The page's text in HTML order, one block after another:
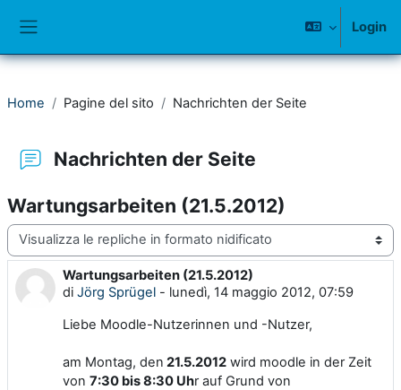
Login
Home Pagine del sito Nachrichten der Seite
Nachrichten der Seite
Wartungsarbeiten (21.5.2012)
Modalità visualizzazione
Wartungsarbeiten (21.5.2012)
di Jörg Sprügel - lunedì, 14 maggio 2012, 07:59
Numero di risposte: 0
Liebe Moodle-Nutzerinnen und -Nutzer,
am Montag, den 21.5.2012 wird moodle in der Zeit
von 7:30 bis 8:30 Uhr auf Grund von